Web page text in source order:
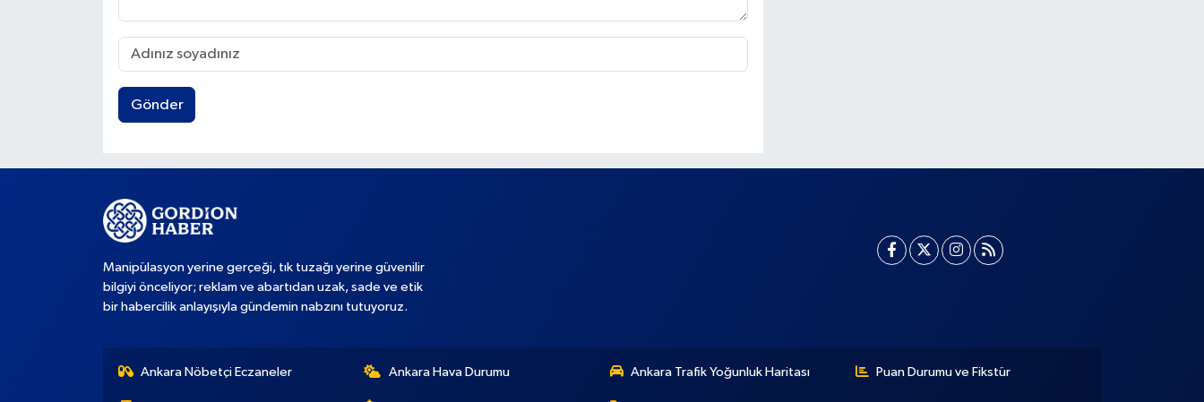
Gönder
Manipülasyon yerine gerçeği, tık tuzağı yerine güvenilir
bilgiyi önceliyor; reklam ve abartıdan uzak, sade ve etik
bir habercilik anlayışıyla gündemin nabzını tutuyoruz.
Ankara Nöbetçi Eczaneler Ankara Hava Durumu Ankara Trafik Yoğunluk Haritası Puan Durumu ve Fikstür